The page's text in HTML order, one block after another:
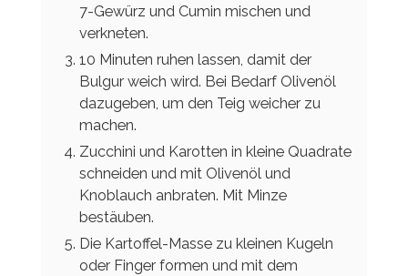
7-Gewürz und Cumin mischen und
verkneten.
10 Minuten ruhen lassen, damit der
Bulgur weich wird. Bei Bedarf Olivenöl
dazugeben, um den Teig weicher zu
machen.
Zucchini und Karotten in kleine Quadrate
schneiden und mit Olivenöl und
Knoblauch anbraten. Mit Minze
bestäuben.
Die Kartoffel-Masse zu kleinen Kugeln
oder Finger formen und mit dem